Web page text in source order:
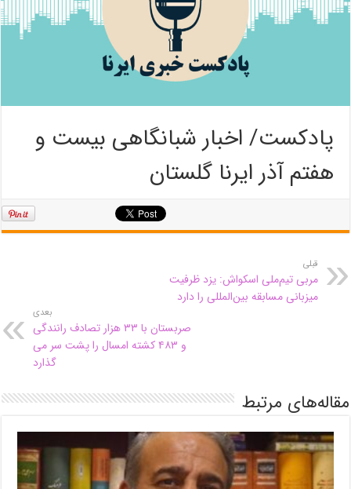
پادکست/ اخبار شبانگاهی بیست و
هفتم آذر ایرنا گلستان
قبلی
مربی تیم‌ملی اسکواش: یزد ظرفیت
میزبانی مسابقه بین‌المللی را دارد
بعدی
صربستان با ۳۳ هزار تصادف رانندگی
و ۴۸۳ کشته امسال را پشت سر می
گذارد
مقاله‌های مرتبط